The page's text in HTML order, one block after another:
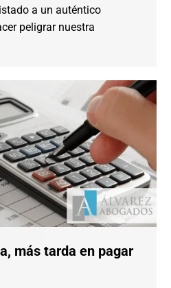
a un auténtico
peligrar nuestra
más tarda en pagar